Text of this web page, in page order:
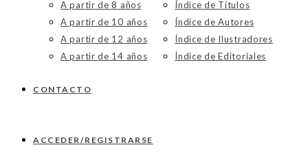
A partir de 8 años
A partir de 10 años
A partir de 12 años
A partir de 14 años
Índice de Títulos
Índice de Autores
Índice de Ilustradores
Índice de Editoriales
CONTACTO
ACCEDER/REGISTRARSE